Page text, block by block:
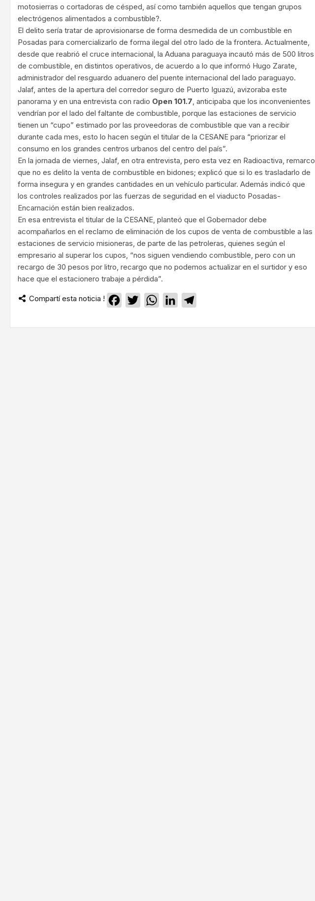
motosierras o cortadoras de césped, así como también aquellos que tengan grupos
electrógenos alimentados a combustible?.
El delito sería tratar de aprovisionarse de forma desmedida de un combustible en
Posadas para comercializarlo de forma ilegal del otro lado de la frontera. Actualmente,
desde que reabrió el cruce internacional, la Aduana paraguaya incautó más de 500 litros
de combustible, en distintos operativos, de acuerdo a lo que informó Hugo Zarate,
administrador del resguardo aduanero del puente internacional del lado paraguayo.
Jalaf, antes de la apertura del corredor seguro de Puerto Iguazú, avizoraba este
panorama y en una entrevista con radio Open 101.7, anticipaba que los inconvenientes
vendrían por el lado del faltante de combustible, porque las estaciones de servicio
tienen un “cupo” estimado por las proveedoras de combustible que van a recibir
durante cada mes, esto lo hacen según el titular de la CESANE para “priorizar el
consumo en los grandes centros urbanos del centro del país”.
En la jornada de viernes, Jalaf, en otra entrevista, pero esta vez en Radioactiva, remarco
que no es delito la venta de combustible en bidones; explicó que si lo es trasladarlo de
forma insegura y en grandes cantidades en un vehículo particular. Además indicó que
los controles realizados por las fuerzas de seguridad en el viaducto Posadas-
Encarnación están bien realizados.
En esa entrevista el titular de la CESANE, planteó que el Gobernador debe
acompañarlos en el reclamo de eliminación de los cupos de venta de combustible a las
estaciones de servicio misioneras, de parte de las petroleras, quienes según el
empresario al superar los cupos, “nos siguen vendiendo combustible, pero con un
recargo de 30 pesos por litro, recargo que no podemos actualizar en el surtidor y eso
hace que el estacionero trabaje a pérdida”.
Compartí esta noticia ! Facebook
TwitterWhatsApp
LinkedIn